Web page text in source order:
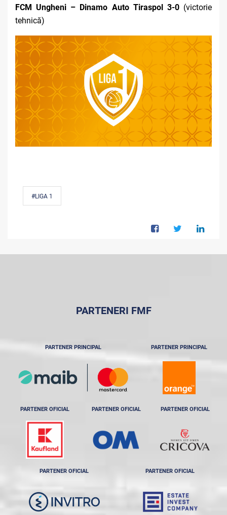
FCM Ungheni – Dinamo Auto Tiraspol 3-0(victorie
tehnică)
#LIGA 1
PARTENERI FMF
PARTENER PRINCIPAL PARTENER PRINCIPAL
PARTENER OFICIAL PARTENER OFICIAL PARTENER OFICIAL
PARTENER OFICIAL PARTENER OFICIAL